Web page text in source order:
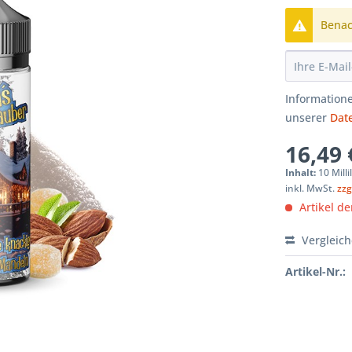
unserer
16,49
Inhalt: 10
inkl. MwSt.
Artikel
Artikel-Nr.: